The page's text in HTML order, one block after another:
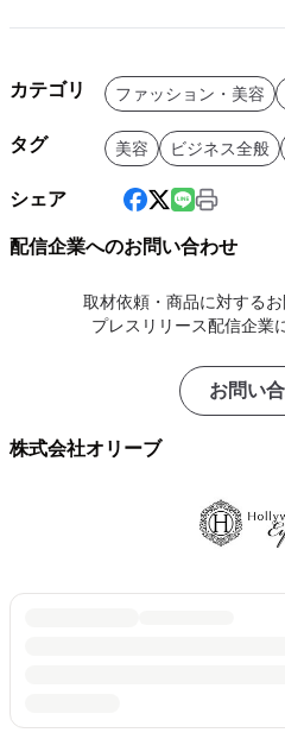
カテゴリ ファッション・美容
タグ 美容 ビジネス全般
シェア
配信企業へのお問い合わせ
取材依頼・商品に対するお
プレスリリース配信企業
お問い
株式会社オリーブ